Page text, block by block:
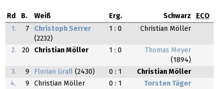
Rd B. Weiß Erg. Schwarz
ECO
1.
7
Christoph Serrer
(2232)
1 : 0 Christian Möller
2. 20 Christian Möller 1 : 0
Thomas Meyer
(1894)
3.
9 Florian Grafl (2430) 0 : 1
Christian Möller
4.
9 Christian Möller 0 : 1
Torsten Täger